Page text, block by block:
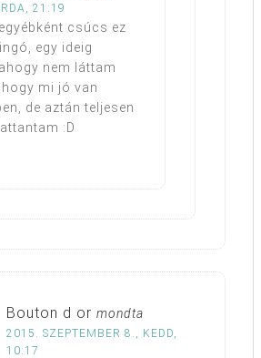
21:19
csúcs ez
egy ideig
nem láttam
hogy mi jó van
de aztán teljesen
:D
Bouton d or mondta
2015. SZEPTEMBER 8., KEDD,
10:17